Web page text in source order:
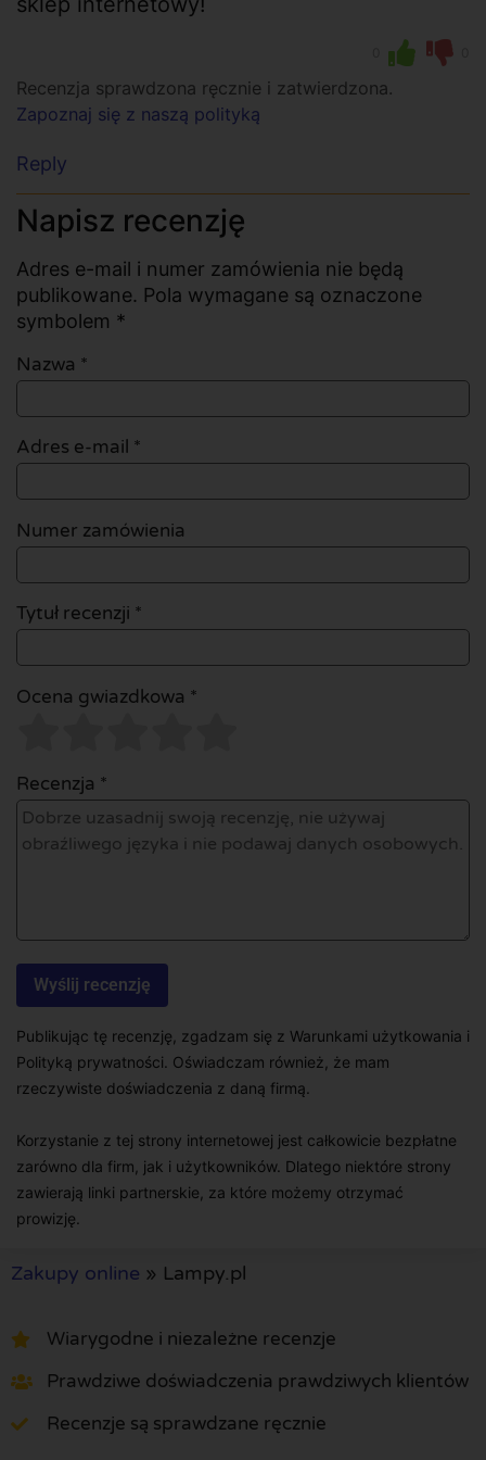
Recenzja sprawdzona ręcznie i zatwierdzona.
Zapoznaj się z naszą polityką
Reply
Napisz recenzję
Adres e-mail i numer zamówienia nie będą
publikowane. Pola wymagane są oznaczone
symbolem *
Nazwa *
Adres e-mail *
Numer zamówienia
Tytuł recenzji *
Ocena gwiazdkowa *
Recenzja *
Publikując tę recenzję, zgadzam się z Warunkami użytkowania i
Polityką prywatności. Oświadczam również, że mam
rzeczywiste doświadczenia z daną firmą.
Korzystanie z tej strony internetowej jest całkowicie bezpłatne
zarówno dla firm, jak i użytkowników. Dlatego niektóre strony
zawierają linki partnerskie, za które możemy otrzymać
prowizję.
Zakupy online » Lampy.pl
Wiarygodne i niezależne recenzje
Prawdziwe doświadczenia prawdziwych klientów
Recenzje są sprawdzane ręcznie